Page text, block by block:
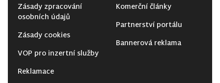
Zásady zpracování
osobních údajů
Zásady cookies
VOP pro inzertní služby
Reklamace
Komerční články
Partnerství portálu
Bannerová reklama